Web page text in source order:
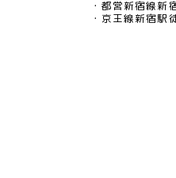
都営新宿線新
京王線新宿駅